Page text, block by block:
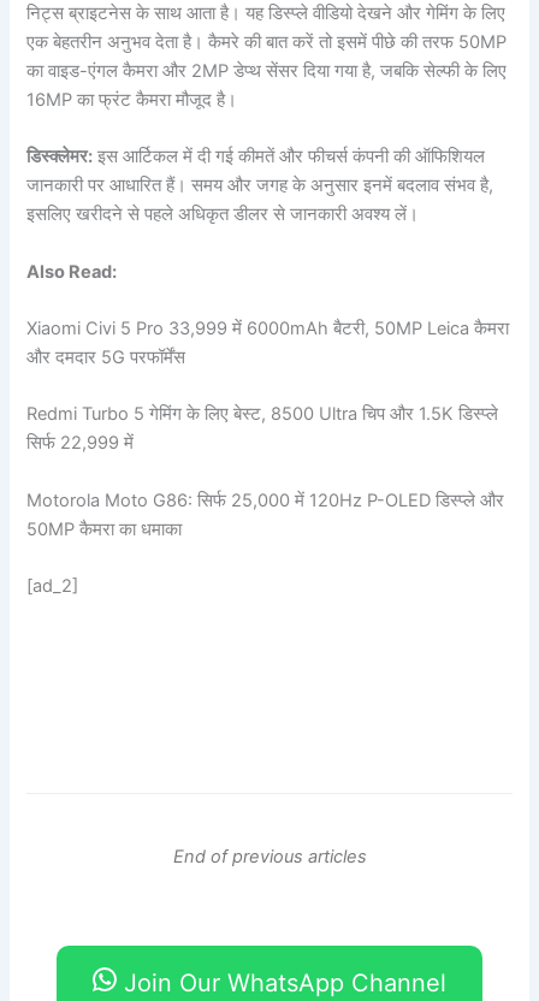
निट्स ब्राइटनेस के साथ आता है। यह डिस्प्ले वीडियो देखने और गेमिंग के लिए
एक बेहतरीन अनुभव देता है। कैमरे की बात करें तो इसमें पीछे की तरफ 50MP
का वाइड-एंगल कैमरा और 2MP डेप्थ सेंसर दिया गया है, जबकि सेल्फी के लिए
16MP का फ्रंट कैमरा मौजूद है।
डिस्क्लेमर: इस आर्टिकल में दी गई कीमतें और फीचर्स कंपनी की ऑफिशियल
जानकारी पर आधारित हैं। समय और जगह के अनुसार इनमें बदलाव संभव है,
इसलिए खरीदने से पहले अधिकृत डीलर से जानकारी अवश्य लें।
Also Read:
Xiaomi Civi 5 Pro 33,999 में 6000mAh बैटरी, 50MP Leica कैमरा
और दमदार 5G परफॉर्मेंस
Redmi Turbo 5 गेमिंग के लिए बेस्ट, 8500 Ultra चिप और 1.5K डिस्प्ले
सिर्फ 22,999 में
Motorola Moto G86: सिर्फ 25,000 में 120Hz P-OLED डिस्प्ले और
50MP कैमरा का धमाका
[ad_2]
End of previous articles
Join Our WhatsApp Channel